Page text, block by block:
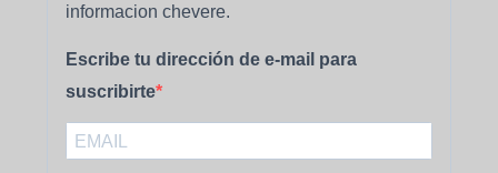
informacion chevere.
Escribe tu dirección de e-mail para
suscribirte